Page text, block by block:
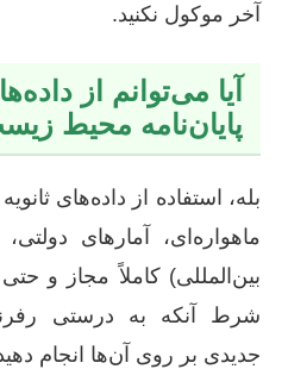
آخر موکول نکنید.
آیا می‌توانم از
پایان‌نامه محیط
بله، استفاده از داده‌های
ماهواره‌ای، آمارهای
بین‌المللی) کاملاً مجاز و
شرط آنکه به درستی
جدیدی بر روی آن‌ها انجام دهید.